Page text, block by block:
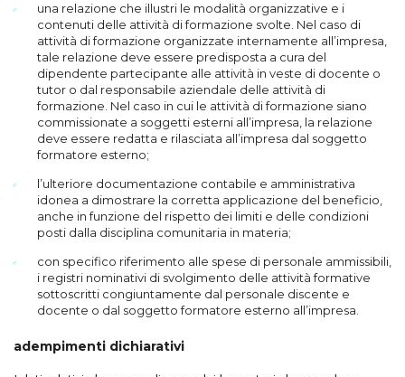
una relazione che illustri le modalità organizzative e i
contenuti delle attività di formazione svolte. Nel caso di
attività di formazione organizzate internamente all’impresa,
tale relazione deve essere predisposta a cura del
dipendente partecipante alle attività in veste di docente o
tutor o dal responsabile aziendale delle attività di
formazione. Nel caso in cui le attività di formazione siano
commissionate a soggetti esterni all’impresa, la relazione
deve essere redatta e rilasciata all’impresa dal soggetto
formatore esterno;
l’ulteriore documentazione contabile e amministrativa
idonea a dimostrare la corretta applicazione del beneficio,
anche in funzione del rispetto dei limiti e delle condizioni
posti dalla disciplina comunitaria in materia;
con specifico riferimento alle spese di personale ammissibili,
i registri nominativi di svolgimento delle attività formative
sottoscritti congiuntamente dal personale discente e
docente o dal soggetto formatore esterno all’impresa.
adempimenti dichiarativi